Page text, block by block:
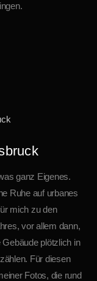
ganz Eigenes.
Ruhe auf urbanes
mich zu den
vor allem dann,
plötzlich in
Für diesen
Fotos, die rund